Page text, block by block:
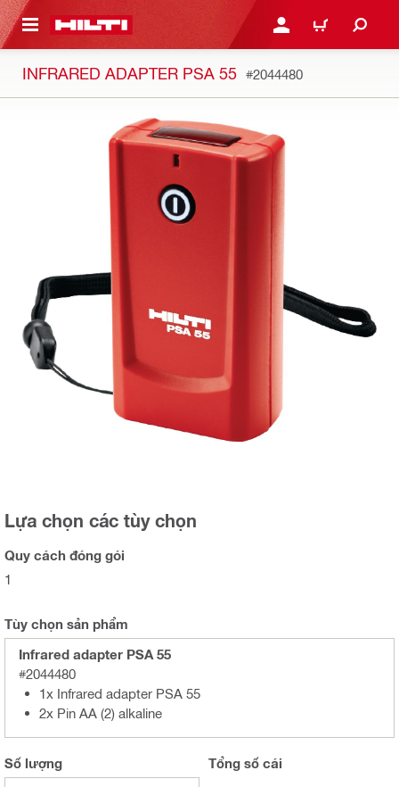
NỘI DUNG CHÍNH ĐĂNG NHẬP HOẶC
GIỎ HÀNG
INFRARED ADAPTER PSA 55 #2044480
Lựa chọn các tùy chọn
Quy cách đóng gói
1
Tùy chọn sản phẩm
Infrared adapter PSA 55
#2044480
1x Infrared adapter PSA 55
2x Pin AA (2) alkaline
Số lượng Tổng số cái